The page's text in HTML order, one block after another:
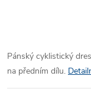
Pánský cyklistický
na předním dílu.